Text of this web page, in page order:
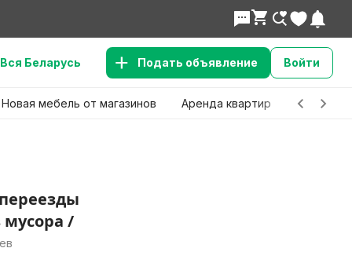
Вся Беларусь Подать объявление Войти
Новая мебель от магазинов Аренда квартир Детские
/